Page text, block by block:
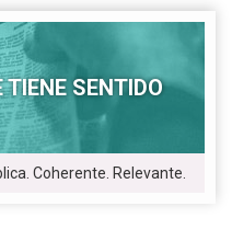
TIENE SENTIDO
Coherente. Relevante.